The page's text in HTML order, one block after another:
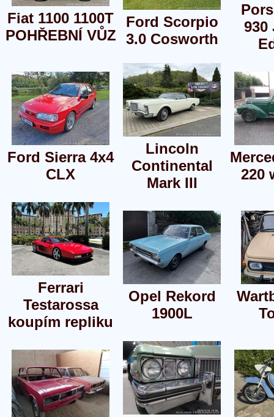
Fiat 1100 1100T
POHŘEBNÍ VŮZ
Ford Scorpio
3.0 Cosworth
930
Ford Sierra 4x4
CLX
Lincoln
Continental
Mark III
220
Ferrari
Testarossa
koupím repliku
Opel Rekord
1900L